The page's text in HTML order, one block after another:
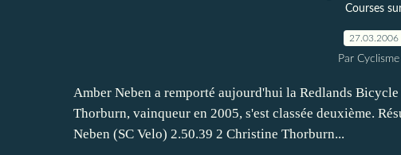
Courses
27.03.2006
Par
Amber Neben a remporté aujourd'hui la Redlands
Thorburn, vainqueur en 2005, s'est classée deuxième.
Neben (SC Velo) 2.50.39 2 Christine Thorburn...